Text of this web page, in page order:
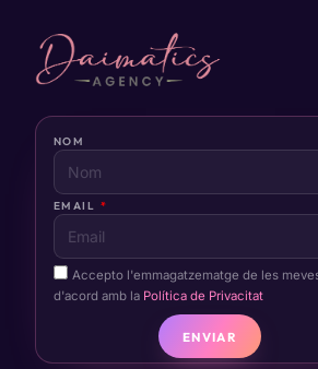
NOM
EMAIL
Accepto l'emmagatzematge de les
d'acord amb la Política de Privacitat
ENVIAR